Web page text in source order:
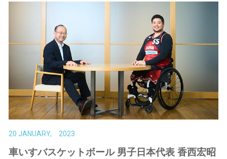
20 JANUARY, 2023
車いすバスケットボール 男子日本代表 香西宏昭